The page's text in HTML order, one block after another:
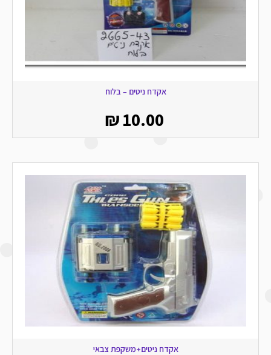
אקדח ניטים – בלוח
₪10.00
אקדח ניטים+משקפת צבאי